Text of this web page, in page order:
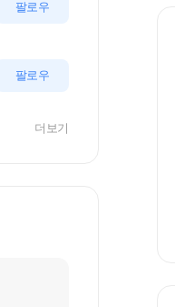
팔로우
팔로우
더보기